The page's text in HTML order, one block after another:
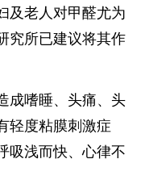
及老人对甲醛尤为
究所已建议将其作
嗜睡、头痛、头
轻度粘膜刺激症
吸浅而快、心律不